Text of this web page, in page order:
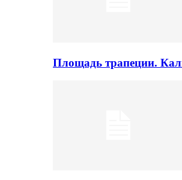
Площадь трапеции.